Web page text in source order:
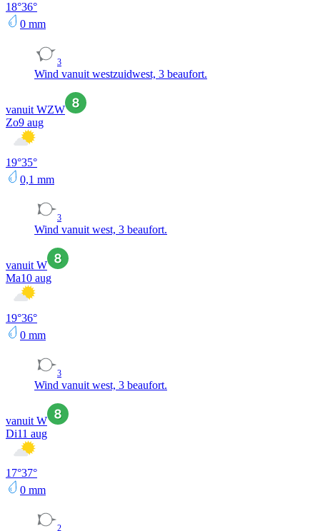
18°36°
0 mm
3
Wind vanuit westzuidwest, 3 beaufort.
vanuit WZW
Zo9 aug
19°35°
0,1 mm
3
Wind vanuit west, 3 beaufort.
vanuit W
Ma10 aug
19°36°
0 mm
3
Wind vanuit west, 3 beaufort.
vanuit W
Di11 aug
17°37°
0 mm
2